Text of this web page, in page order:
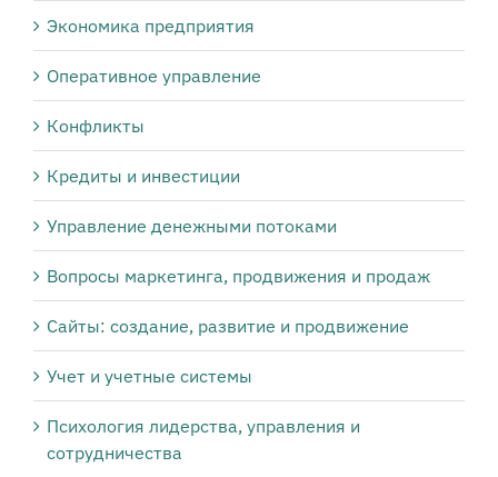
Экономика предприятия
Оперативное управление
Конфликты
Кредиты и инвестиции
Управление денежными потоками
Вопросы маркетинга, продвижения и продаж
Сайты: создание, развитие и продвижение
Учет и учетные системы
Психология лидерства, управления и
сотрудничества